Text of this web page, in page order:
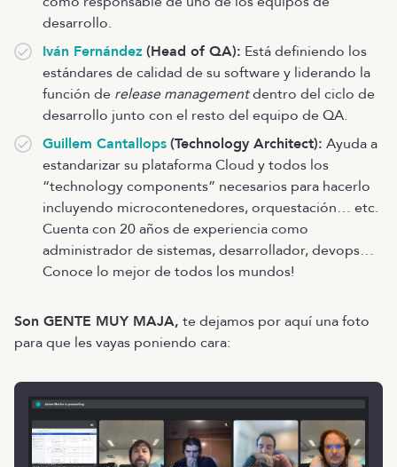
desarrollo.
Iván Fernández(Head of QA): Está definiendo los
estándares de calidad de su software y liderando la
función de release managementdentro del ciclo de
desarrollo junto con el resto del equipo de QA.
Guillem Cantallops(Technology Architect): Ayuda a
estandarizar su plataforma Cloud y todos los
“technology components” necesarios para hacerlo
incluyendo microcontenedores, orquestación… etc.
Cuenta con 20 años de experiencia como
administrador de sistemas, desarrollador, devops…
Conoce lo mejor de todos los mundos!
Son GENTE MUY MAJA, te dejamos por aquí una foto
para que les vayas poniendo cara: